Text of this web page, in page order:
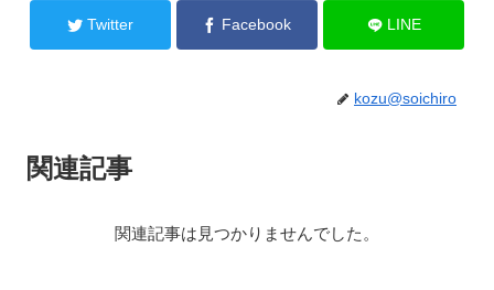
Twitter Facebook LINE
kozu@soichiro
関連記事
関連記事は見つかりませんでした。